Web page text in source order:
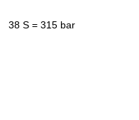
38 S = 315 bar